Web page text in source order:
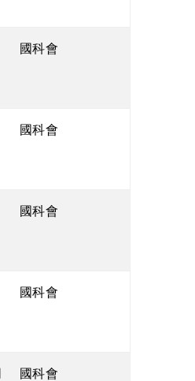
國科會
國科會
國科會
國科會
國科會